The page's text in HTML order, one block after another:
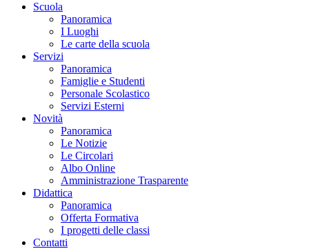
Scuola
Panoramica
I Luoghi
Le carte della scuola
Servizi
Panoramica
Famiglie e Studenti
Personale Scolastico
Servizi Esterni
Novità
Panoramica
Le Notizie
Le Circolari
Albo Online
Amministrazione Trasparente
Didattica
Panoramica
Offerta Formativa
I progetti delle classi
Contatti